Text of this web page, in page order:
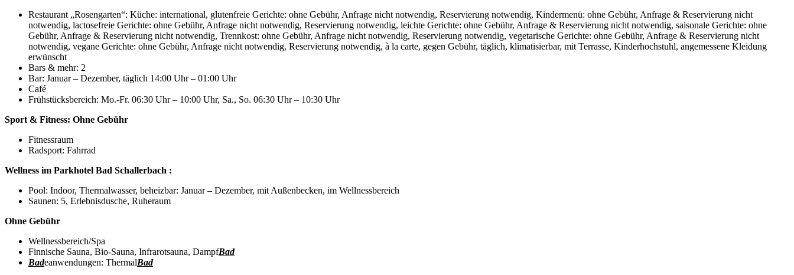
Restaurant „Rosengarten“: Küche: international, glutenfreie Gerichte: ohne Gebühr, Anfrage nicht notwendig, Reservierung notwendig, Kindermenü: ohne Gebühr, Anfrage & Reservierung nicht
notwendig, lactosefreie Gerichte: ohne Gebühr, Anfrage nicht notwendig, Reservierung notwendig, leichte Gerichte: ohne Gebühr, Anfrage & Reservierung nicht notwendig, saisonale Gerichte: ohne
Gebühr, Anfrage & Reservierung nicht notwendig, Trennkost: ohne Gebühr, Anfrage nicht notwendig, Reservierung notwendig, vegetarische Gerichte: ohne Gebühr, Anfrage & Reservierung nicht
notwendig, vegane Gerichte: ohne Gebühr, Anfrage nicht notwendig, Reservierung notwendig, à la carte, gegen Gebühr, täglich, klimatisierbar, mit Terrasse, Kinderhochstuhl, angemessene Kleidung
erwünscht
Bars & mehr: 2
Bar: Januar – Dezember, täglich 14:00 Uhr – 01:00 Uhr
Café
Frühstücksbereich: Mo.-Fr. 06:30 Uhr – 10:00 Uhr, Sa., So. 06:30 Uhr – 10:30 Uhr
Sport & Fitness: Ohne Gebühr
Fitnessraum
Radsport: Fahrrad
Wellness im Parkhotel Bad Schallerbach :
Pool: Indoor, Thermalwasser, beheizbar: Januar – Dezember, mit Außenbecken, im Wellnessbereich
Saunen: 5, Erlebnisdusche, Ruheraum
Ohne Gebühr
Wellnessbereich/Spa
Finnische Sauna, Bio-Sauna, Infrarotsauna, DampfBad
Badeanwendungen: ThermalBad